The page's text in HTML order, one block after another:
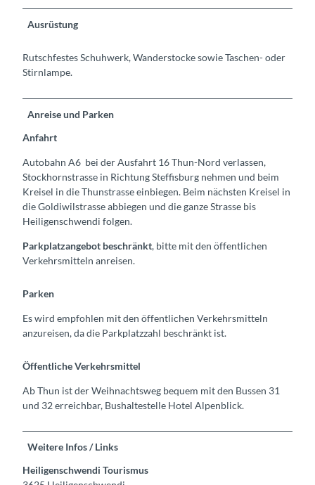
Ausrüstung
Rutschfestes Schuhwerk, Wanderstocke sowie Taschen- oder
Stirnlampe.
Anreise und Parken
Anfahrt
Autobahn A6 bei der Ausfahrt 16 Thun-Nord verlassen,
Stockhornstrasse in Richtung Steffisburg nehmen und beim
Kreisel in die Thunstrasse einbiegen. Beim nächsten Kreisel in
die Goldiwilstrasse abbiegen und die ganze Strasse bis
Heiligenschwendi folgen.
Parkplatzangebot beschränkt, bitte mit den öffentlichen
Verkehrsmitteln anreisen.
Parken
Es wird empfohlen mit den öffentlichen Verkehrsmitteln
anzureisen, da die Parkplatzzahl beschränkt ist.
Öffentliche Verkehrsmittel
Ab Thun ist der Weihnachtsweg bequem mit den Bussen 31
und 32 erreichbar, Bushaltestelle Hotel Alpenblick.
Weitere Infos / Links
Heiligenschwendi Tourismus